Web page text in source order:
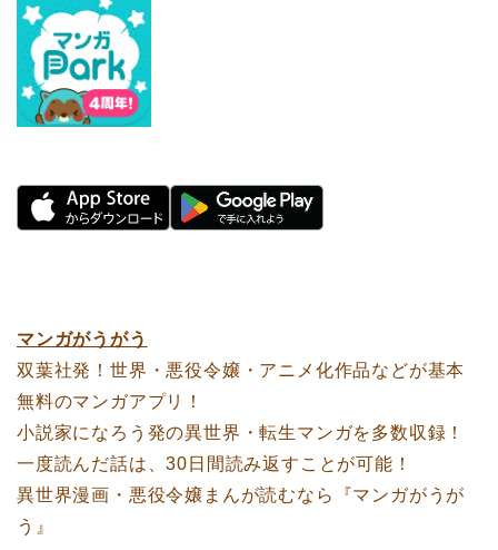
マンガがうがう
双葉社発！世界・悪役令嬢・アニメ化作品などが基本
無料のマンガアプリ！
小説家になろう発の異世界・転生マンガを多数収録！
一度読んだ話は、30日間読み返すことが可能！
異世界漫画・悪役令嬢まんが読むなら『マンガがうが
う』